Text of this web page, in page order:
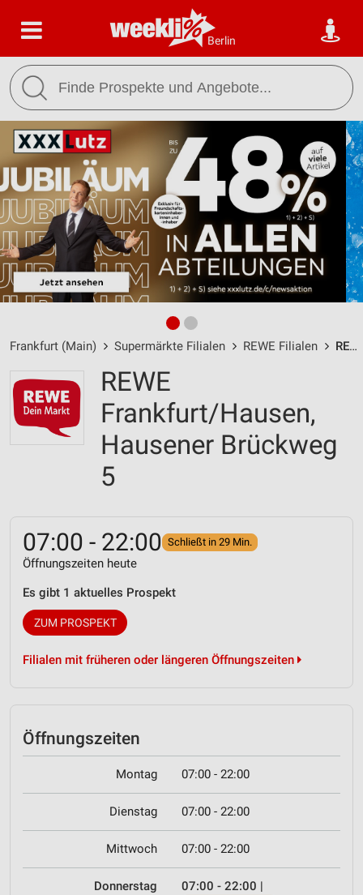
Berlin
Frankfurt (Main) Supermärkte Filialen REWE Filialen REWE Frankfurt/Hausen / Hausener Brückweg 5 - Öffnungszeiten & Adresse
REWE
Frankfurt/Hausen,
Hausener Brückweg
5
07:00 - 22:00 Schließt in 29 Min.
Öffnungszeiten heute
Es gibt 1 aktuelles Prospekt
ZUM PROSPEKT
Filialen mit früheren oder längeren Öffnungszeiten
Öffnungszeiten
Montag 07:00 - 22:00
Dienstag 07:00 - 22:00
Mittwoch 07:00 - 22:00
Donnerstag 07:00 - 22:00 |